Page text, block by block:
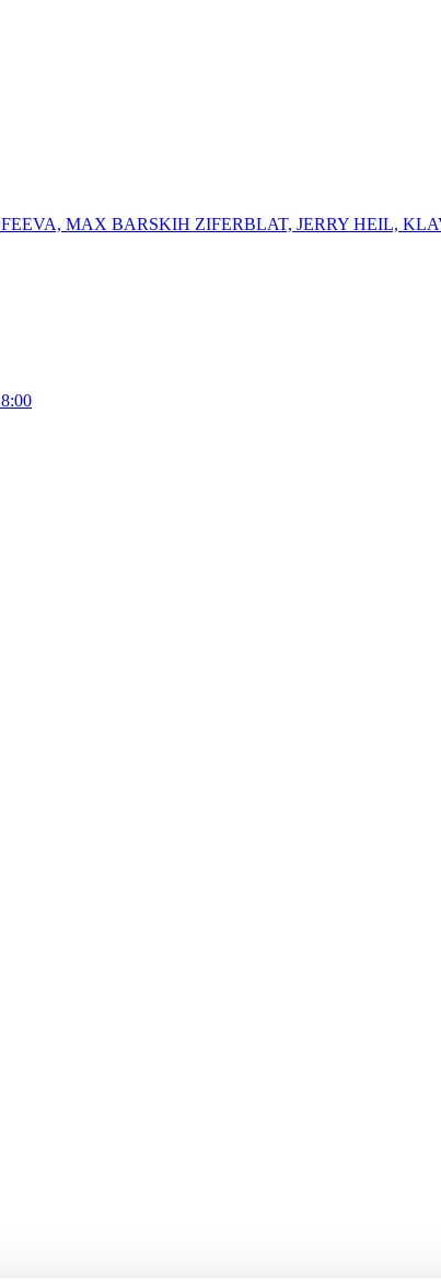
MAX BARSKIH ⁠ZIFERBLAT, ⁠JERRY HEIL,